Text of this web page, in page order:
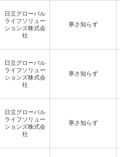
日立グローバル
ライフソリュー
ションズ株式会
社
寒さ知らず
日立グローバル
ライフソリュー
ションズ株式会
社
寒さ知らず
日立グローバル
ライフソリュー
ションズ株式会
社
寒さ知らず